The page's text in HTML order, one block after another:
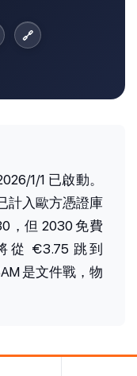
🔗
1/1 已啟動。
計入歐方憑證庫
，但 2030 免費
從 €3.75 跳到
是文件戰，物